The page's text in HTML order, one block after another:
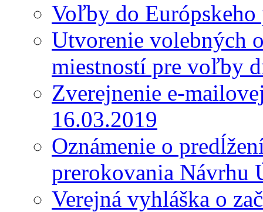
Voľby do Európskeho
Utvorenie volebných
miestností pre voľby
Zverejnenie e-
16.03.2019
Oznámenie o
prerokovania Návrhu
Verejná vyhláška o